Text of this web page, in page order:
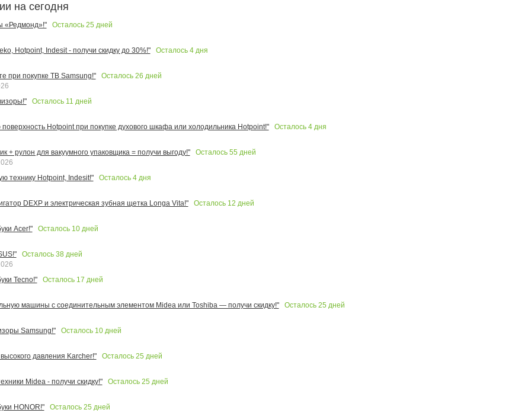
на сегодня
«Редмонд»!" Осталось 25 дней
Hotpoint, Indesit - получи скидку до 30%!" Осталось 4дня
при покупке ТВ Samsung!" Осталось 26 дней
Осталось 11 дней
Hotpoint при покупке духового шкафа или холодильника Hotpoint!" Осталось 4дня
+ рулон для вакуумного упаковщика = получи выгоду!" Осталось 55 дней
технику Hotpoint, Indesit!"
Осталось 4дня
DEXP и электрическая зубная щетка Longa Vita!" Осталось 12 дней
Acer!" Осталось 10дней
Осталось 38дней
Tecno!"
Осталось 17 дней
машины с соединительным элементом Midea или Toshiba — получи скидку!" Осталось 25 дней
Samsung!" Осталось 10дней
давления Karcher!" Осталось 25 дней
Midea - получи скидку!" Осталось 25 дней
HONOR!" Осталось 25 дней